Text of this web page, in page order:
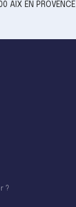
AIX EN PROVENCE
?